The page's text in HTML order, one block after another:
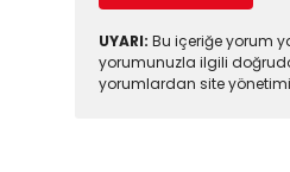
UYARI: Bu içeriğe yorum
yorumunuzla ilgili
yorumlardan site